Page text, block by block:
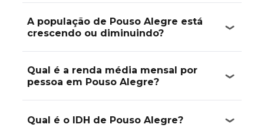
A população de Pouso Alegre está
crescendo ou diminuindo?
Qual é a renda média mensal por
pessoa em Pouso Alegre?
Qual é o IDH de Pouso Alegre?